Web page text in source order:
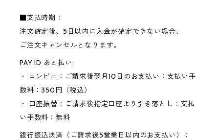
■支払時期：
注文確定後、5日以内に入金が確定できない場合、
ご注文キャンセルとなります。
PAY ID あと払い:
・ コンビニ：ご請求後翌月10日のお支払い：支払い手
数料：350円（税込）
・ 口座振替：ご請求後指定口座より引き落とし：支払
い手数料：無料
銀行振込決済（ご請求後5営業日以内のお支払い）：